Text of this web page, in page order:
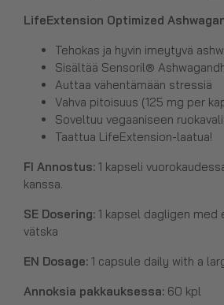
LifeExtension Optimized
Tehokas ja hyvin imeytyvä
Sisältää Sensoril®
Auttaa vähentämään stressiä
Vahva pitoisuus (125 mg per
Soveltuu vegaaniseen
Taattua LifeExtension-laatua!
FI Annostus: 1 kapseli
kanssa.
SE Dosering: 1 kapsel dagligen med
vätska
EN Dosage: 1 capsule daily with a
Annoksia pakkauksessa: 60 kpl